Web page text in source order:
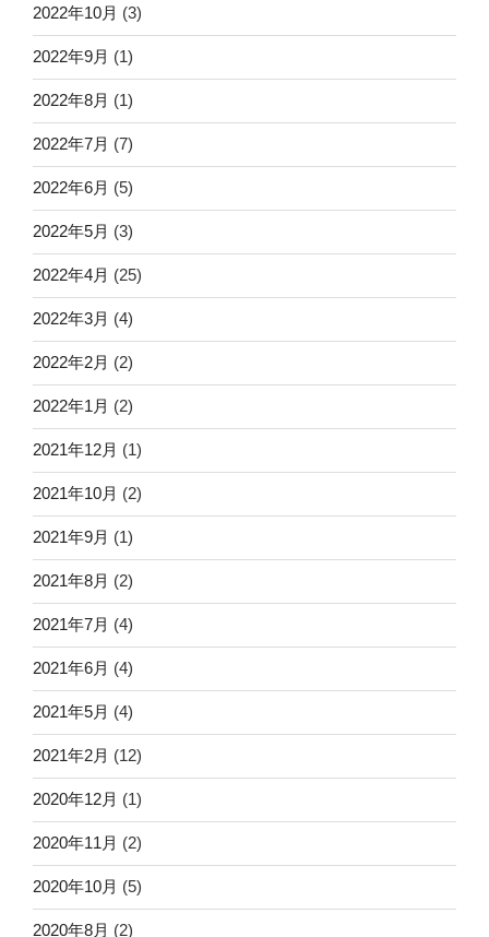
2022年10月 (3)
2022年9月 (1)
2022年8月 (1)
2022年7月 (7)
2022年6月 (5)
2022年5月 (3)
2022年4月 (25)
2022年3月 (4)
2022年2月 (2)
2022年1月 (2)
2021年12月 (1)
2021年10月 (2)
2021年9月 (1)
2021年8月 (2)
2021年7月 (4)
2021年6月 (4)
2021年5月 (4)
2021年2月 (12)
2020年12月 (1)
2020年11月 (2)
2020年10月 (5)
2020年8月 (2)